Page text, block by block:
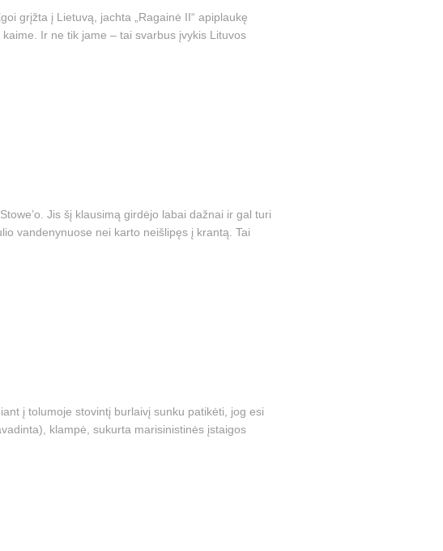
grįžta į Lietuvą, jachta „Ragainė II“ apiplaukę
Ir ne tik jame – tai svarbus įvykis Lituvos
Jis šį klausimą girdėjo labai dažnai ir gal turi
vandenynuose nei karto neišlipęs į krantą. Tai
į tolumoje stovintį burlaivį sunku patikėti, jog esi
klampė, sukurta marisinistinės įstaigos